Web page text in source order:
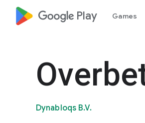
google_logo Play Games
Dynabloqs B.V.